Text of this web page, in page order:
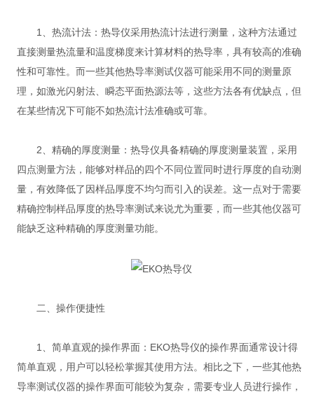
1、热流计法：热导仪采用热流计法进行测量，这种方法通过
直接测量热流量和温度梯度来计算材料的热导率，具有较高的准确
性和可靠性。而一些其他热导率测试仪器可能采用不同的测量原
理，如激光闪射法、瞬态平面热源法等，这些方法各有优缺点，但
在某些情况下可能不如热流计法准确或可靠。
2、精确的厚度测量：热导仪具备精确的厚度测量装置，采用
四点测量方法，能够对样品的四个不同位置同时进行厚度的自动测
量，有效降低了因样品厚度不均匀而引入的误差。这一点对于需要
精确控制样品厚度的热导率测试来说尤为重要，而一些其他仪器可
能缺乏这种精确的厚度测量功能。
二、操作便捷性
1、简单直观的操作界面：EKO热导仪的操作界面通常设计得
简单直观，用户可以轻松掌握其使用方法。相比之下，一些其他热
导率测试仪器的操作界面可能较为复杂，需要专业人员进行操作，